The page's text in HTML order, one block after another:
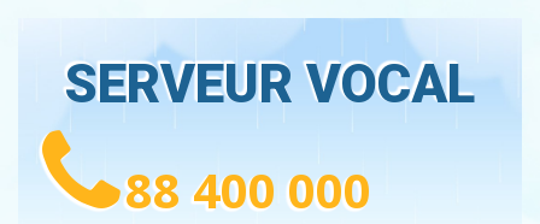
SERVEUR VOCAL
88 400 000